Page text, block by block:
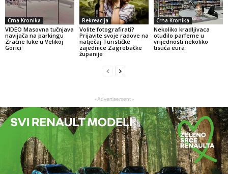
Crna Kronika
VIDEO Masovna tučnjava
navijača na parkingu
Zračne luke u Velikoj
Gorici
Rekreacija
Volite fotografirati?
Prijavite svoje radove na
natječaj Turističke
zajednice Zagrebačke
županije
Crna Kronika
Nekoliko kradljivaca
otuđilo parfeme u
vrijednosti nekoliko
tisuća eura
- Advertisement -